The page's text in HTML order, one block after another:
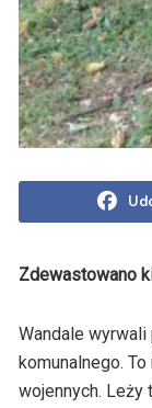
Zdewastowano
Wandale
komunalnego.
wojennych. Leży